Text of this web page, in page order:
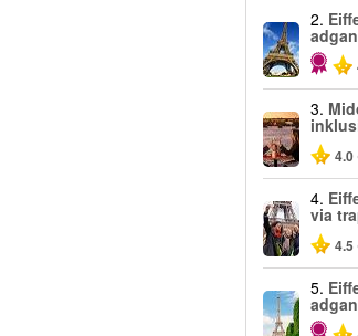
2.
3.
4.0
4.
via
4.5
5.